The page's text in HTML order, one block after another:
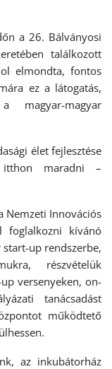
a 26. Bálványosi
találkozott
elmondta, fontos
ez a látogatás,
magyar-magyar
élet fejlesztése
itthon maradni –
Nemzeti Innovációs
foglalkozni kívánó
up rendszerbe,
részvételük
versenyeken, on-
tanácsadást
működtető
az inkubátorház